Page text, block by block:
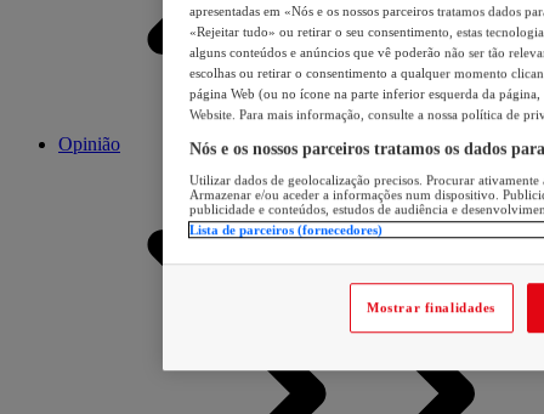
Opinião
apresentadas em «Nós e os nossos parceiros tratamos dados
«Rejeitar tudo» ou retirar o seu consentimento, estas
alguns conteúdos e anúncios que vê poderão não ser tão
escolhas ou retirar o consentimento a qualquer momento
página Web (ou no ícone na parte inferior esquerda da página,
Website. Para mais informação, consulte a nossa política de
Nós e os nossos parceiros tratamos os dados
Utilizar dados de geolocalização precisos. Procurar
Armazenar e/ou aceder a informações num dispositivo.
publicidade e conteúdos, estudos de audiência e
Lista de parceiros (fornecedores)
Mostrar finalidades